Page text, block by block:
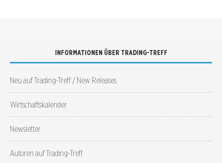
INFORMATIONEN ÜBER TRADING-TREFF
Neu auf Trading-Treff / New Releases
Wirtschaftskalender
Newsletter
Autoren auf Trading-Treff